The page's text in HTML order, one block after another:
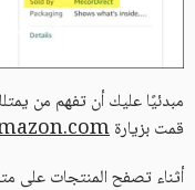
مبدئيًا عليك أن تفهم من
قمت بزيارة
أثناء تصفح المنتجات على